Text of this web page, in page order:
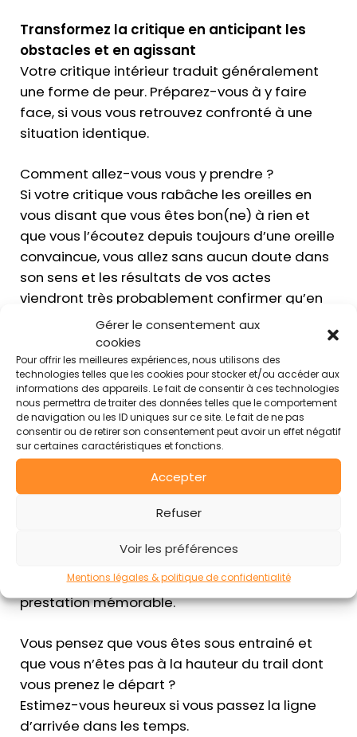
Gérer le consentement aux
cookies
Pour offrir les meilleures expériences, nous utilisons des
technologies telles que les cookies pour stocker et/ou accéder aux
informations des appareils. Le fait de consentir à ces technologies
nous permettra de traiter des données telles que le comportement
de navigation ou les ID uniques sur ce site. Le fait de ne pas
consentir ou de retirer son consentement peut avoir un effet négatif
sur certaines caractéristiques et fonctions.
Accepter
Refuser
Voir les préférences
Mentions légales & politique de confidentialité
Transformez la critique en anticipant les
obstacles et en agissant
Votre critique intérieur traduit généralement
une forme de peur. Préparez-vous à y faire
face, si vous vous retrouvez confronté à une
situation identique.
Comment allez-vous vous y prendre ?
Si votre critique vous rabâche les oreilles en
vous disant que vous êtes bon(ne) à rien et
que vous l’écoutez depuis toujours d’une oreille
convaincue, vous allez sans aucun doute dans
son sens et les résultats de vos actes
viendront très probablement confirmer qu’en
effet, vous n’êtes bon(ne) à rien. Notre cerveau
et nos corps se conditionnent en conformité
avec les consignes données et avec ce que
nous croyons de nous, des autres, des la vie.
Nous pouvons être prisonnier de croyances
limitantes. J’y reviendrai.
Vous n’êtes pas nul(le)
Vous pensez que vous êtes nul et que vous
n’avez rien à dire avant de parler en public ?
Il est peu probable que vous fassiez une
prestation mémorable.
Vous pensez que vous êtes sous entrainé et
que vous n’êtes pas à la hauteur du trail dont
vous prenez le départ ?
Estimez-vous heureux si vous passez la ligne
d’arrivée dans les temps.